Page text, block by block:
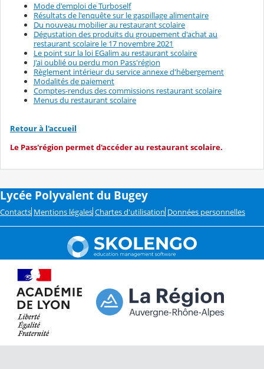
Mode d'emploi de Turboself
Résultats de l'enquête sur le gaspillage alimentaire
Du nouveau mobilier au restaurant scolaire
Dégustation des produits du groupement d'achat au
restaurant scolaire le 17 novembre 2021
Le point sur la loi EGalim au restaurant scolaire
J'ai oublié ou perdu mon Pass'région
Règlement intérieur du service annexe d'hébergement
Modalités de paiement
Comptes-rendus des commissions restaurant scolaire
Menus du restaurant scolaire
Retour à l'accueil
Le Pass'région permet d'accéder au restaurant scolaire.
Lycée Polyvalent du Bugey
Contacts Mentions légales Chartes d'utilisation Données personnelles